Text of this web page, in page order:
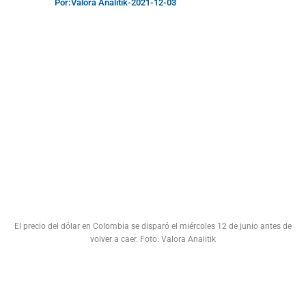
Por:Valora Analitik-2021-12-03
El precio del dólar en Colombia se disparó el miércoles 12 de junio antes de
volver a caer. Foto: Valora Analitik